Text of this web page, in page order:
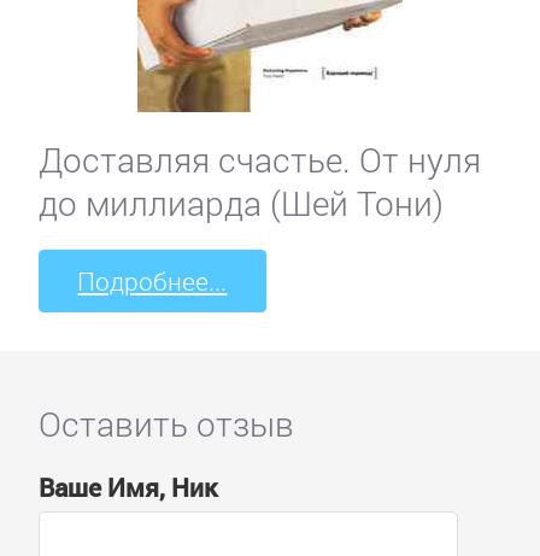
Доставляя счастье. От нуля
до миллиарда (Шей Тони)
Подробнее...
Оставить отзыв
Ваше Имя, Ник